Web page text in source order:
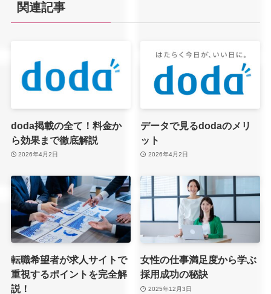
関連記事
doda掲載の全て！料金か
ら効果まで徹底解説
2026年4月2日
データで見るdodaのメリ
ット
2026年4月2日
転職希望者が求人サイトで
重視するポイントを完全解
説！
女性の仕事満足度から学ぶ
採用成功の秘訣
2025年12月3日